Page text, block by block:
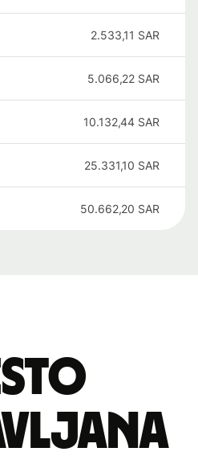
2.533,11 SAR
5.066,22 SAR
10.132,44 SAR
25.331,10 SAR
50.662,20 SAR